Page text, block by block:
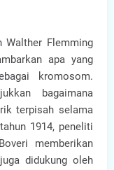
Walther Flemming
apa yang
kromosom.
bagaimana
terpisah selama
1914, peneliti
memberikan
didukung oleh